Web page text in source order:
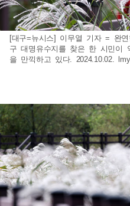
[대구=뉴시스] 이무열 기자 = 완
구 대명유수지를 찾은 한 시민이
을 만끽하고 있다. 2024.10.02.